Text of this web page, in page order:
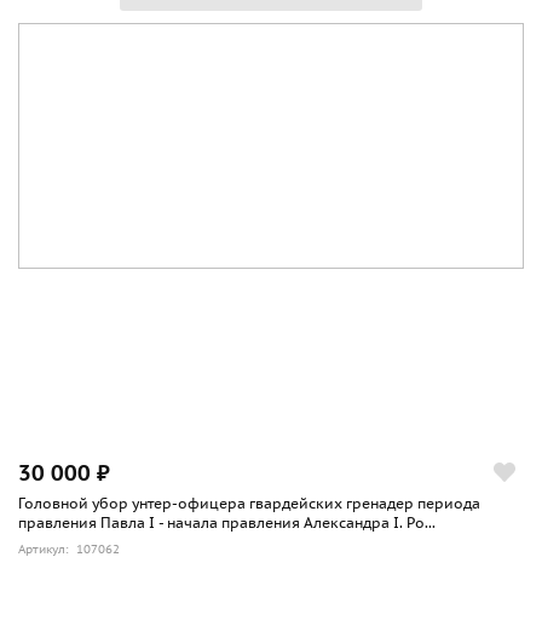
30 000 ₽
Головной убор унтер-офицера гвардейских гренадер периода
правления Павла I - начала правления Александра I. Ро...
Артикул: 107062